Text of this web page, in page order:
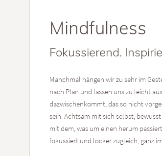
Mindfulness
Fokussierend.
Manchmal hängen wir zu sehr im
nach Plan und lassen uns zu leicht
dazwischenkommt, das so nicht
sein. Achtsam mit sich selbst,
mit dem, was um einen herum
fokussiert und locker zugleich, ganz